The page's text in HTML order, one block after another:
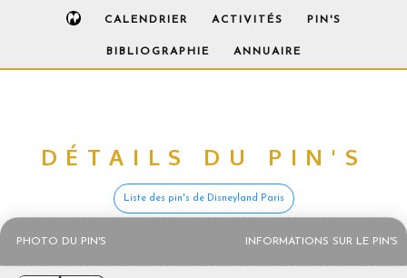
CALENDRIER ACTIVITÉS PIN'S
BIBLIOGRAPHIE ANNUAIRE
DÉTAILS DU PIN'S
Liste des pin's de Disneyland Paris
PHOTO DU PIN'S INFORMATIONS SUR LE PIN'S